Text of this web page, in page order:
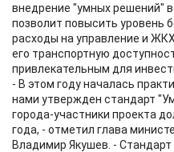
внедрение "умных решений"
позволит повысить уровень
расходы на управление и
его транспортную
привлекательным для
- В этом году началась
нами утвержден стандарт
города-участники проекта
года, - отметил глава
Владимир Якушев. -